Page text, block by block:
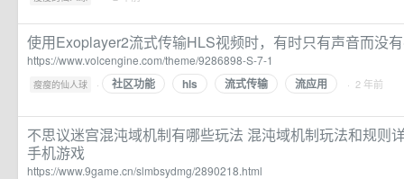
使用Exoplayer2流式传输HLS视频时，有时只有声音而没
https://www.volcengine.com/theme/9286898-S-7-1
瘦瘦的仙人球 · 社区功能 hls 流式传输 流应用 · 2 年前
不思议迷宫混沌域机制有哪些玩法 混沌域机制玩法和规则
手机游戏
https://www.9game.cn/slmbsydmg/2890218.html